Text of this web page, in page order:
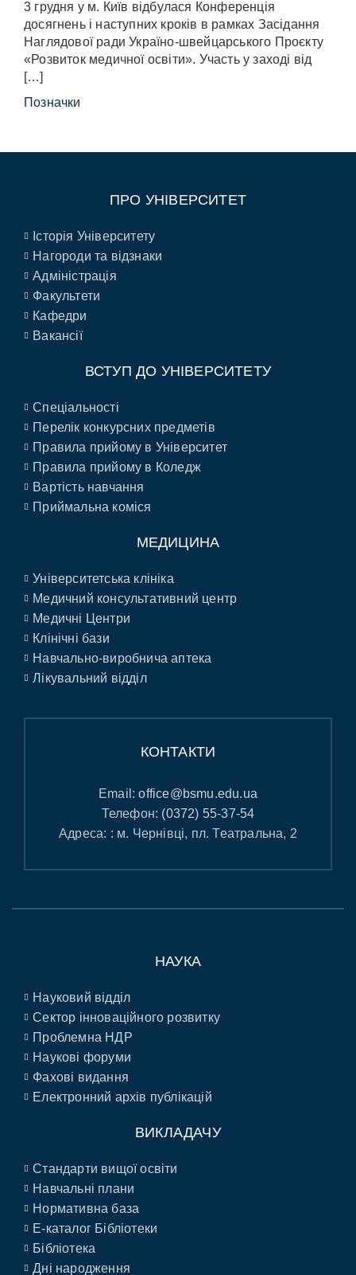
3 грудня у м. Київ відбулася Конференція
досягнень і наступних кроків в рамках Засідання
Наглядової ради Україно-швейцарського Проєкту
«Розвиток медичної освіти». Участь у заході від
[…]
Позначки
ПРО УНІВЕРСИТЕТ
Історія Університету
Нагороди та відзнаки
Адміністрація
Факультети
Кафедри
Вакансії
ВСТУП ДО УНІВЕРСИТЕТУ
Спеціальності
Перелік конкурсних предметів
Правила прийому в Університет
Правила прийому в Коледж
Вартість навчання
Приймальна коміся
МЕДИЦИНА
Університетська клініка
Медичний консультативний центр
Медичні Центри
Клінічні бази
Навчально-виробнича аптека
Лікувальний відділ
КОНТАКТИ
Email:office@bsmu.edu.ua
Телефон: (0372) 55-37-54
Адреса: : м. Чернівці, пл. Театральна, 2
НАУКА
Науковий відділ
Сектор інноваційного розвитку
Проблемна НДР
Наукові форуми
Фахові видання
Електронний архів публікацій
ВИКЛАДАЧУ
Стандарти вищої освіти
Навчальні плани
Нормативна база
E-каталог Бібліотеки
Бібліотека
Дні народження